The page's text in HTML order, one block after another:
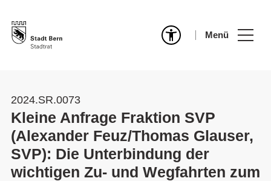
Menü
2024.SR.0073
Kleine Anfrage Fraktion SVP
(Alexander Feuz/Thomas Glauser,
SVP): Die Unterbindung der
wichtigen Zu- und Wegfahrten zum